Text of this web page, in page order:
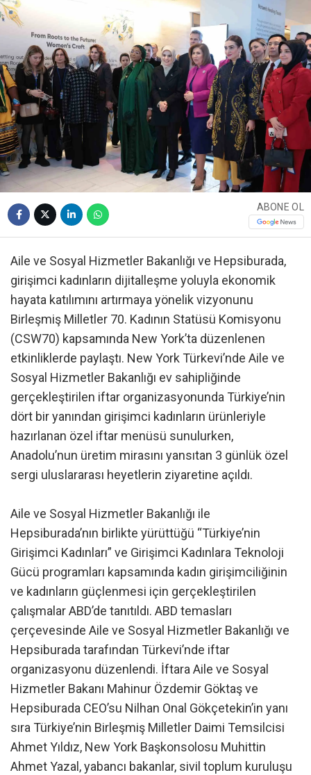
ABONE OL
Aile ve Sosyal Hizmetler Bakanlığı ve Hepsiburada,
girişimci kadınların dijitalleşme yoluyla ekonomik
hayata katılımını artırmaya yönelik vizyonunu
Birleşmiş Milletler 70. Kadının Statüsü Komisyonu
(CSW70) kapsamında New York’ta düzenlenen
etkinliklerde paylaştı. New York Türkevi’nde Aile ve
Sosyal Hizmetler Bakanlığı ev sahipliğinde
gerçekleştirilen iftar organizasyonunda Türkiye’nin
dört bir yanından girişimci kadınların ürünleriyle
hazırlanan özel iftar menüsü sunulurken,
Anadolu’nun üretim mirasını yansıtan 3 günlük özel
sergi uluslararası heyetlerin ziyaretine açıldı.
Aile ve Sosyal Hizmetler Bakanlığı ile
Hepsiburada’nın birlikte yürüttüğü “Türkiye’nin
Girişimci Kadınları” ve Girişimci Kadınlara Teknoloji
Gücü programları kapsamında kadın girişimciliğinin
ve kadınların güçlenmesi için gerçekleştirilen
çalışmalar ABD’de tanıtıldı. ABD temasları
çerçevesinde Aile ve Sosyal Hizmetler Bakanlığı ve
Hepsiburada tarafından Türkevi’nde iftar
organizasyonu düzenlendi. İftara Aile ve Sosyal
Hizmetler Bakanı Mahinur Özdemir Göktaş ve
Hepsiburada CEO’su Nilhan Onal Gökçetekin’in yanı
sıra Türkiye’nin Birleşmiş Milletler Daimi Temsilcisi
Ahmet Yıldız, New York Başkonsolosu Muhittin
Ahmet Yazal, yabancı bakanlar, sivil toplum kuruluşu